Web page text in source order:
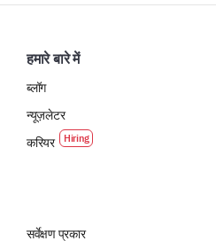
social activities:
others
हमारे बारे में
ब्लॉग
न्यूज़लेटर
करियर
सर्वेक्षण प्रकार